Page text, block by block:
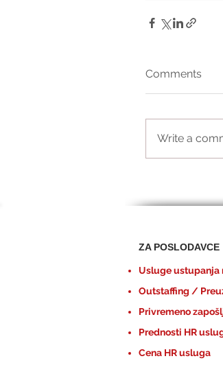
Comments
Write a
ZA POSLODAVCE
Usluge ustupanja
Outstaffing /
Privremeno
Prednosti HR
Cena HR usluga